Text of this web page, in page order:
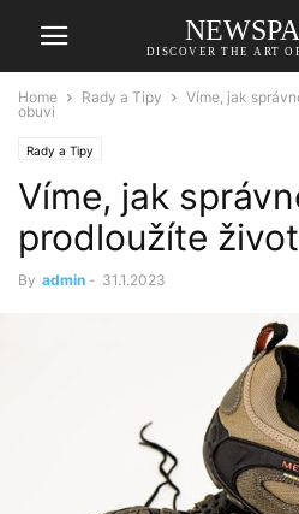
DISCOVER THE ART
Home Rady a Tipy
Víme, jak
obuvi
Rady a Tipy
Víme, jak
prodloužíte
By admin - 31.1.2023